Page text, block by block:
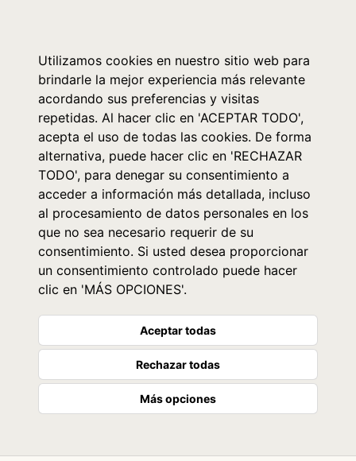
Utilizamos cookies en nuestro sitio web para
brindarle la mejor experiencia más relevante
acordando sus preferencias y visitas
repetidas. Al hacer clic en 'ACEPTAR TODO',
acepta el uso de todas las cookies. De forma
alternativa, puede hacer clic en 'RECHAZAR
TODO', para denegar su consentimiento a
acceder a información más detallada, incluso
al procesamiento de datos personales en los
que no sea necesario requerir de su
consentimiento. Si usted desea proporcionar
un consentimiento controlado puede hacer
clic en 'MÁS OPCIONES'.
Aceptar todas
Rechazar todas
Más opciones